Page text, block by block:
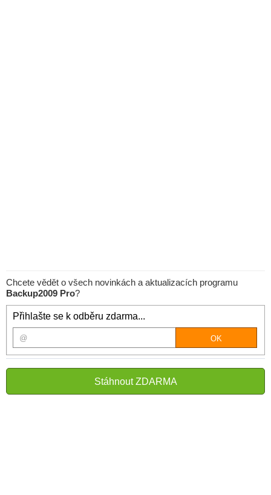
Chcete vědět o všech novinkách a aktualizacích programu
Backup2009 Pro?
Přihlašte se k odběru zdarma...
Stáhnout ZDARMA